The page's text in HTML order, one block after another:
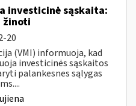
investicinė sąskaita:
žinoti
20
(VMI) informuoja, kad
investicinės sąskaitos
palankesnes sąlygas